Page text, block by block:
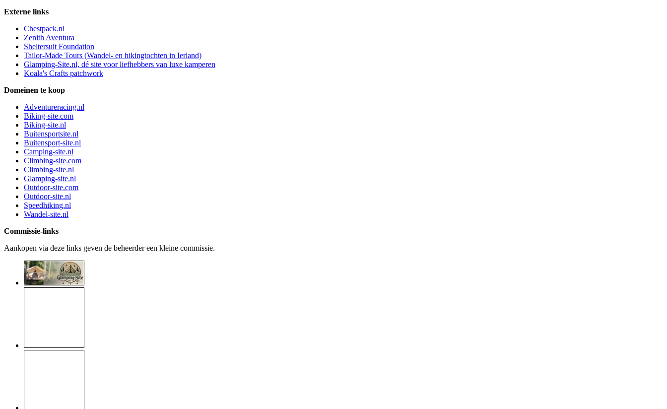
Externe links
Chestpack.nl
Zenith Aventura
Sheltersuit Foundation
Tailor-Made Tours (Wandel- en hikingtochten in Ierland)
Glamping-Site.nl, dé site voor liefhebbers van luxe kamperen
Koala's Crafts patchwork
Domeinen te koop
Adventureracing.nl
Biking-site.com
Biking-site.nl
Buitensportsite.nl
Buitensport-site.nl
Camping-site.nl
Climbing-site.com
Climbing-site.nl
Glamping-site.nl
Outdoor-site.com
Outdoor-site.nl
Speedhiking.nl
Wandel-site.nl
Commissie-links
Aankopen via deze links geven de beheerder een kleine commissie.